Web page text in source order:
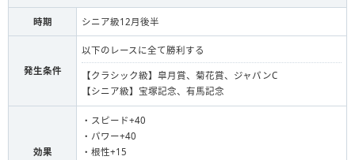
時期 シニア級12月後半
発生条件
以下のレースに全て勝利する
【クラシック級】皐月賞、菊花賞、ジャパンC
【シニア級】宝塚記念、有馬記念
効果
・スピード+40
・パワー+40
・根性+15